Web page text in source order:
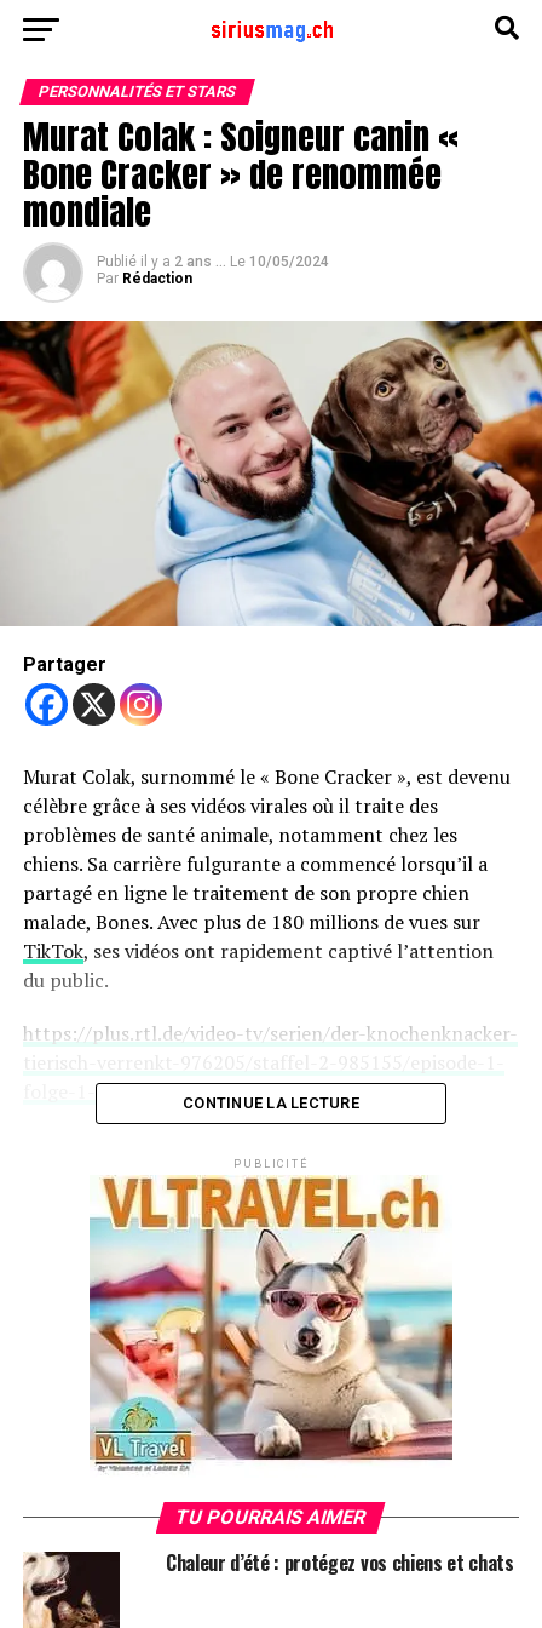
PERSONNALITÉS ET STARS
Murat Colak : Soigneur canin «
Bone Cracker » de renommée
mondiale
Publié il y a 2 ans ... Le 10/05/2024
Par Rédaction
Partager
Murat Colak, surnommé le « Bone Cracker », est devenu
célèbre grâce à ses vidéos virales où il traite des
problèmes de santé animale, notamment chez les
chiens. Sa carrière fulgurante a commencé lorsqu’il a
partagé en ligne le traitement de son propre chien
malade, Bones. Avec plus de 180 millions de vues sur
TikTok, ses vidéos ont rapidement captivé l’attention
du public.
https://plus.rtl.de/video-tv/serien/der-knochenknacker-
folge-1-985156
Colak, âgé de 33 ans, avait initialement une carrière de
masseur sportif et bien-être, mais il a découvert sa
passion pour la santé animale en soignant son chien
bien-aimé. Après avoir sauvé Bones d’une maladie grave,
Colak a décidé de se consacrer à aider les animaux
souffrants. Son cabinet à Bochum, ouvert récemment,
est devenu un lieu de rétablissement pour de nombreux
animaux. Sa nouvelle émission RTL l’a propulsé au-
devant de la scène médiatique.
La reconnaissance publique
Trending
CONTINUE LA LECTURE
PUBLICITÉ
TU POURRAIS AIMER
Chaleur d’été : protégez vos chiens et chats